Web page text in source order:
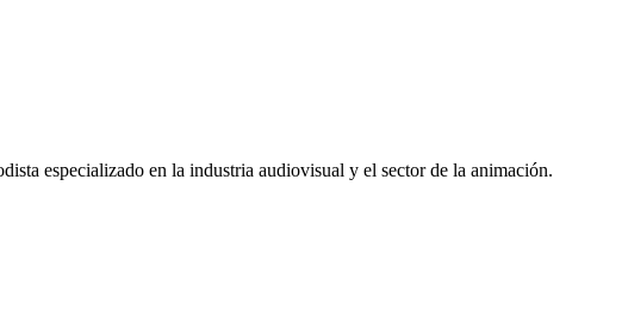
especializado en la industria audiovisual y el sector de la animación.